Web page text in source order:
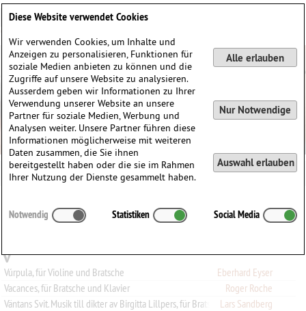
C D I J P
Q
T U Z 0-9
V
Vúrpula, für Violine und Bratsche
Eberhard Eyser
Vacances, für Bratsche und Klavier
Roger Roche
Väntans Svit. Musik till dikter av Birgitta Lillpers, für BratscheLars Sandberg
Diese Website verwendet Cookies
Wir verwenden Cookies, um Inhalte und
Anzeigen zu personalisieren, Funktionen für
soziale Medien anbieten zu können und die
Zugriffe auf unsere Website zu analysieren.
Ausserdem geben wir Informationen zu Ihrer
Verwendung unserer Website an unsere
Partner für soziale Medien, Werbung und
Analysen weiter. Unsere Partner führen diese
Informationen möglicherweise mit weiteren
Daten zusammen, die Sie ihnen
bereitgestellt haben oder die sie im Rahmen
Ihrer Nutzung der Dienste gesammelt haben.
Alle erlauben
Nur Notwendige
Auswahl erlauben
Notwendig Statistiken Social Media